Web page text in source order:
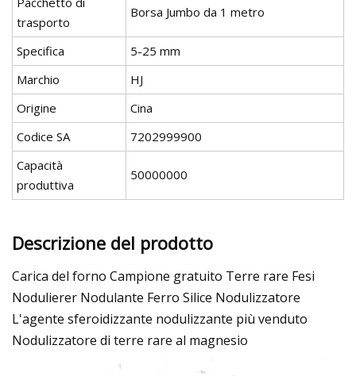
trasporto
Borsa Jumbo da 1 metro
Specifica
5-25 mm
Marchio
HJ
Origine
Cina
Codice SA
7202999900
Capacità
produttiva
50000000
Descrizione del prodotto
Carica del forno Campione gratuito Terre rare Fesi
Nodulierer Nodulante Ferro Silice Nodulizzatore
L'agente sferoidizzante nodulizzante più venduto
Nodulizzatore di terre rare al magnesio